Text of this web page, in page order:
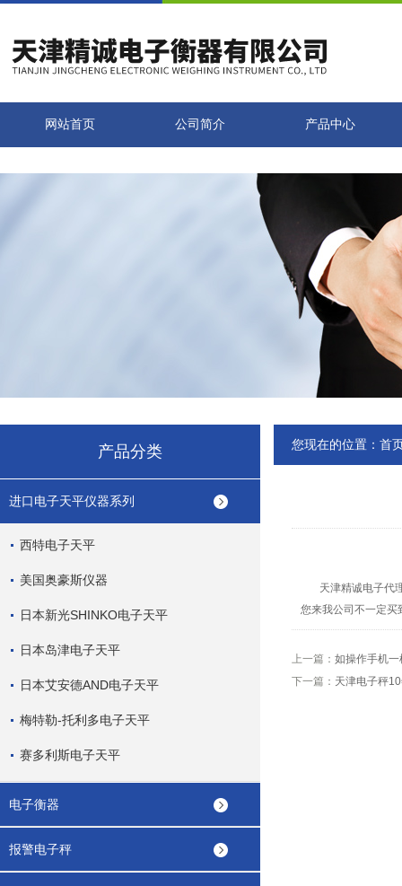
网站首页 公司简介 产品中心
产品分类
进口电子天平仪器系列
西特电子天平
美国奥豪斯仪器
日本新光SHINKO电子天平
日本岛津电子天平
日本艾安德AND电子天平
梅特勒-托利多电子天平
赛多利斯电子天平
电子衡器
报警电子秤
您现在的位置： 首
天津精诚电子代理
您来我公司不一定买
上一篇： 如操作手机
下一篇： 天津电子秤